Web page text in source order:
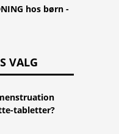
hos børn -
VALG
tabletter?